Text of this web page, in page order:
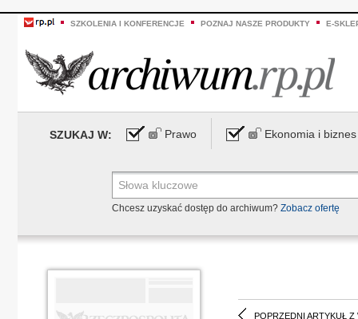
SZKOLENIA I KONFERENCJE POZNAJ NASZE PRODUKTY E-
SZUKAJ W: Prawo Ekonomia i biznes
Chcesz uzyskać dostęp do archiwum? Zobacz ofertę
POPRZEDNI ARTYKUŁ Z